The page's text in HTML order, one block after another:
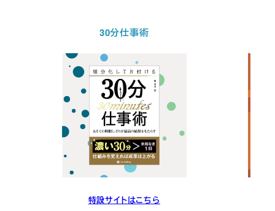
30分仕事術
特設サイトはこちら